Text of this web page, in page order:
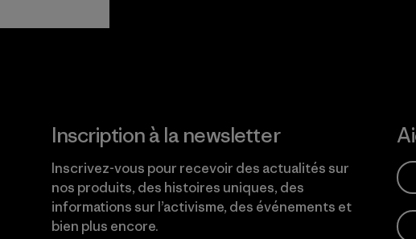
Inscription à la newsletter
Inscrivez-vous pour recevoir des actualités sur
nos produits, des histoires uniques, des
informations sur l’activisme, des événements et
bien plus encore.